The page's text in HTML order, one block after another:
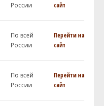
России
сайт
По всей
России
Перейти на
сайт
По всей
России
Перейти на
сайт